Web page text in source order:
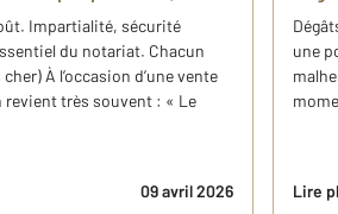
Impartialité, sécurité
du notariat. Chacun
À l’occasion d’une vente
très souvent : « Le
09 avril 2026
une
Lire